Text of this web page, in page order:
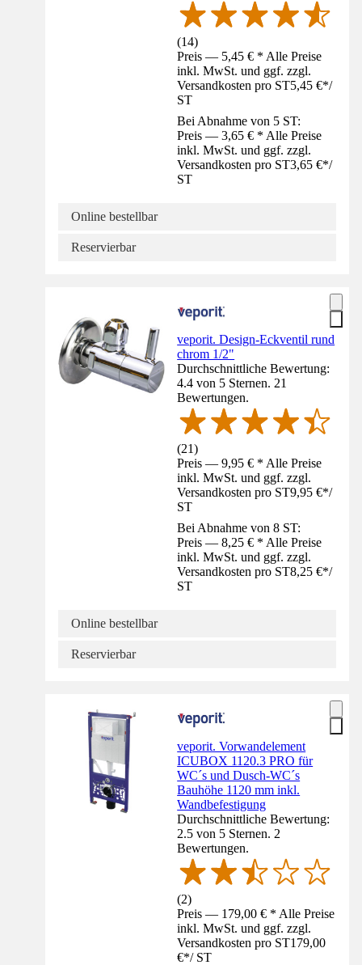
(14)
Preis — 5,45 € * Alle Preise
inkl. MwSt. und ggf. zzgl.
Versandkosten pro ST5,45 €*/
ST
Bei Abnahme von 5 ST:
Preis — 3,65 € * Alle Preise
inkl. MwSt. und ggf. zzgl.
Versandkosten pro ST3,65 €*/
ST
Online bestellbar
Reservierbar
veporit. Design-Eckventil rund
chrom 1/2"
Durchschnittliche Bewertung:
4.4 von 5 Sternen. 21
Bewertungen.
(21)
Preis — 9,95 € * Alle Preise
inkl. MwSt. und ggf. zzgl.
Versandkosten pro ST9,95 €*/
ST
Bei Abnahme von 8 ST:
Preis — 8,25 € * Alle Preise
inkl. MwSt. und ggf. zzgl.
Versandkosten pro ST8,25 €*/
ST
Online bestellbar
Reservierbar
veporit. Vorwandelement
ICUBOX 1120.3 PRO für
WC´s und Dusch-WC´s
Bauhöhe 1120 mm inkl.
Wandbefestigung
Durchschnittliche Bewertung:
2.5 von 5 Sternen. 2
Bewertungen.
(2)
Preis — 179,00 € * Alle Preise
inkl. MwSt. und ggf. zzgl.
Versandkosten pro ST179,00
€*/ ST